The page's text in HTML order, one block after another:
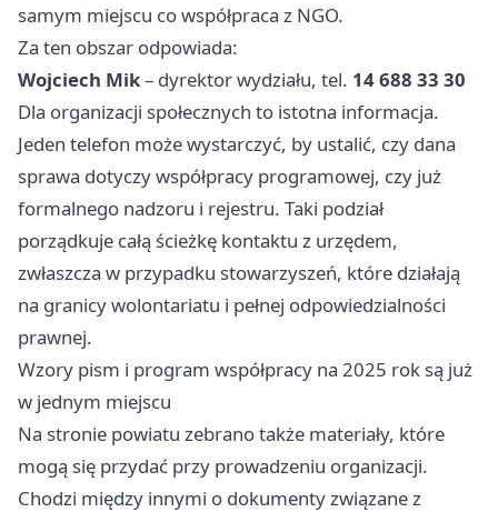
samym miejscu co współpraca z NGO.
Za ten obszar odpowiada:
Wojciech Mik– dyrektor wydziału, tel. 14 688 33 30
Dla organizacji społecznych to istotna informacja.
Jeden telefon może wystarczyć, by ustalić, czy dana
sprawa dotyczy współpracy programowej, czy już
formalnego nadzoru i rejestru. Taki podział
porządkuje całą ścieżkę kontaktu z urzędem,
zwłaszcza w przypadku stowarzyszeń, które działają
na granicy wolontariatu i pełnej odpowiedzialności
prawnej.
Wzory pism i program współpracy na 2025 rok są już
w jednym miejscu
Na stronie powiatu zebrano także materiały, które
mogą się przydać przy prowadzeniu organizacji.
Chodzi między innymi o dokumenty związane z